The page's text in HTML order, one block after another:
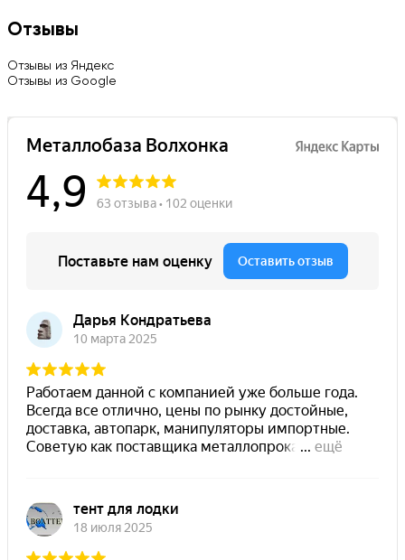
Отзывы
Отзывы из Яндекс
Отзывы из Google